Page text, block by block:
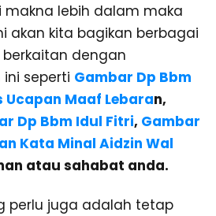
lebih dalam maka
akan kita bagikan berbagai
dengan
seperti Gambar Dp Bbm
Ucapan Maaf Lebaran,
Dp Bbm Idul Fitri, Gambar
Kata Minal Aidzin Wal
atau sahabat anda.
perlu juga adalah tetap